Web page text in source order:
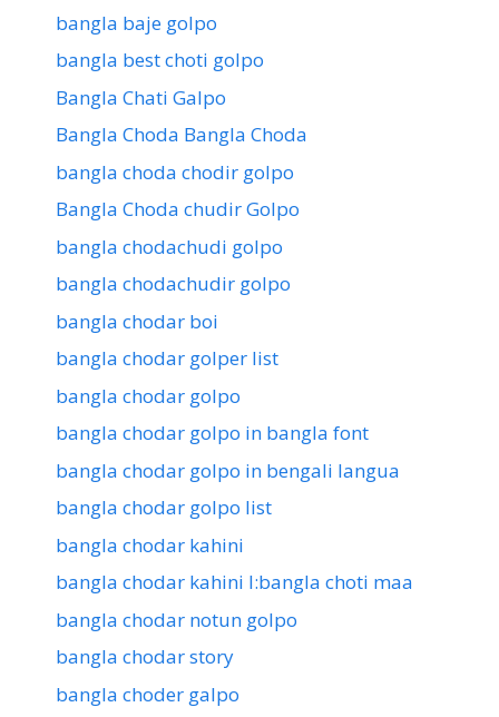
bangla baje golpo
bangla best choti golpo
Bangla Chati Galpo
Bangla Choda Bangla Choda
bangla choda chodir golpo
Bangla Choda chudir Golpo
bangla chodachudi golpo
bangla chodachudir golpo
bangla chodar boi
bangla chodar golper list
bangla chodar golpo
bangla chodar golpo in bangla font
bangla chodar golpo in bengali langua
bangla chodar golpo list
bangla chodar kahini
bangla chodar kahini l:bangla choti maa
bangla chodar notun golpo
bangla chodar story
bangla choder galpo